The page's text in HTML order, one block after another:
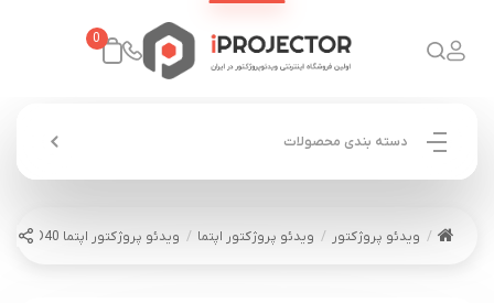
0
دسته بندی محصولات
ویدئو پروژکتور ویدئو پروژکتور اپتما ویدئو پروژکتور اپتما OPTOMA UHD40